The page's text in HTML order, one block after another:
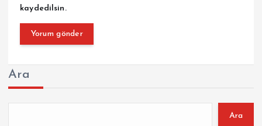
kaydedilsin.
Ara
Ara